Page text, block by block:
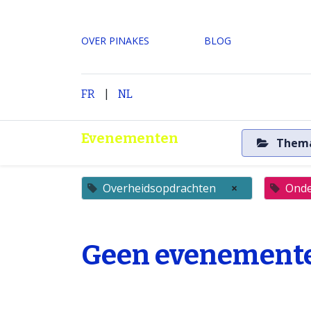
OVER PINAKES ​BLOG
FR | NL
Evenementen
Overheidsopdrachten ×
Geen